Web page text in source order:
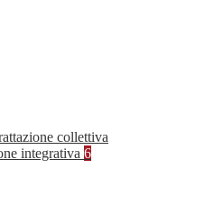
collettiva
integrativa 6